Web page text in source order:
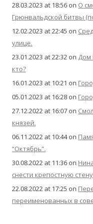
28.03.2023 at 18:56 on О
Грюнвальдской битвы
12.02.2023 at 22:45 on
улице.
23.01.2023 at 22:32 on Дом
кто?
16.01.2023 at 10:21 on
05.01.2023 at 16:28 on
27.12.2022 at 16:07 on
князей.
06.11.2022 at 10:44on
“Октябрь”.
30.08.2022 at 11:36 on
снести крепостную
22.08.2022 at 17:25 on
переименованных в